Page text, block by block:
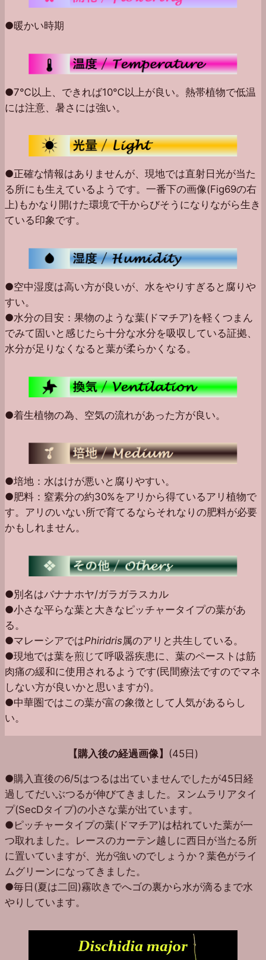
●暖かい時期
●7℃以上、できれば10℃以上が良い。熱帯植物で低温
には注意、暑さには強い。
●正確な情報はありませんが、現地では直射日光が当た
る所にも生えているようです。一番下の画像(Fig69の右
上)もかなり開けた環境で干からびそうになりながら生き
ている印象です。
●空中湿度は高い方が良いが、水をやりすぎると腐りや
すい。
●水分の目安：果物のような葉(ドマチア)を軽くつまん
でみて固いと感じたら十分な水分を吸収している証拠、
水分が足りなくなると葉が柔らかくなる。
●着生植物の為、空気の流れがあった方が良い。
●培地：水はけが悪いと腐りやすい。
●肥料：窒素分の約30%をアリから得ているアリ植物で
す。アリのいない所で育てるならそれなりの肥料が必要
かもしれません。
●別名はバナナホヤ/ガラガラスカル
●小さな平らな葉と大きなピッチャータイプの葉があ
る。
●マレーシアではPhiridris属のアリと共生している。
●現地では葉を煎じて呼吸器疾患に、葉のペーストは筋
肉痛の緩和に使用されるようです(民間療法ですのでマネ
しない方が良いかと思いますが)。
●中華圏ではこの葉が富の象徴として人気があるらし
い。
【購入後の経過画像】 (45日)
●購入直後の6/5はつるは出ていませんでしたが45日経
過してだいぶつるが伸びてきました。ヌンムラリアタイ
プ(SecDタイプ)の小さな葉が出ています。
●ピッチャータイプの葉(ドマチア)は枯れていた葉が一
つ取れました。レースのカーテン越しに西日が当たる所
に置いていますが、光が強いのでしょうか？葉色がライ
ムグリーンになってきました。
●毎日(夏は二回)霧吹きでへゴの裏から水が滴るまで水
やりしています。